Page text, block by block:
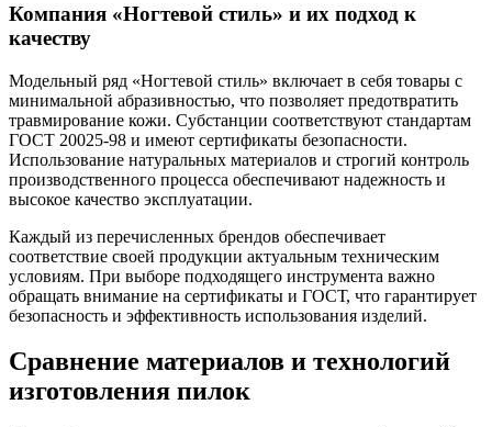
Компания «Ногтевой стиль» и их подход к
качеству
Модельный ряд «Ногтевой стиль» включает в себя товары с
минимальной абразивностью, что позволяет предотвратить
травмирование кожи. Субстанции соответствуют стандартам
ГОСТ 20025-98 и имеют сертификаты безопасности.
Использование натуральных материалов и строгий контроль
производственного процесса обеспечивают надежность и
высокое качество эксплуатации.
Каждый из перечисленных брендов обеспечивает
соответствие своей продукции актуальным техническим
условиям. При выборе подходящего инструмента важно
обращать внимание на сертификаты и ГОСТ, что гарантирует
безопасность и эффективность использования изделий.
Сравнение материалов и технологий
изготовления пилок